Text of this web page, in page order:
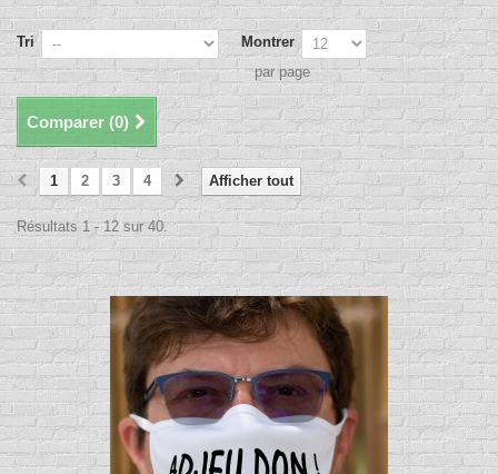
Tri
Montrer
par page
Comparer (0)
Afficher tout
1 2 3 4
Résultats 1 - 12 sur 40.